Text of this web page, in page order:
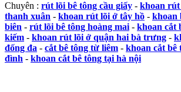
Chuyên : rút lõi bê tông cầu giấy - khoan rút
thanh xuân - khoan rút lõi ở tây hồ - khoan
biên - rút lõi bê tông hoàng mai - khoan cắt
kiếm - khoan rút lõi ở quận hai bà trưng -
đống đa - cắt bê tông từ liêm - khoan cắt bê
đình - khoan cắt bê tông tại hà nội